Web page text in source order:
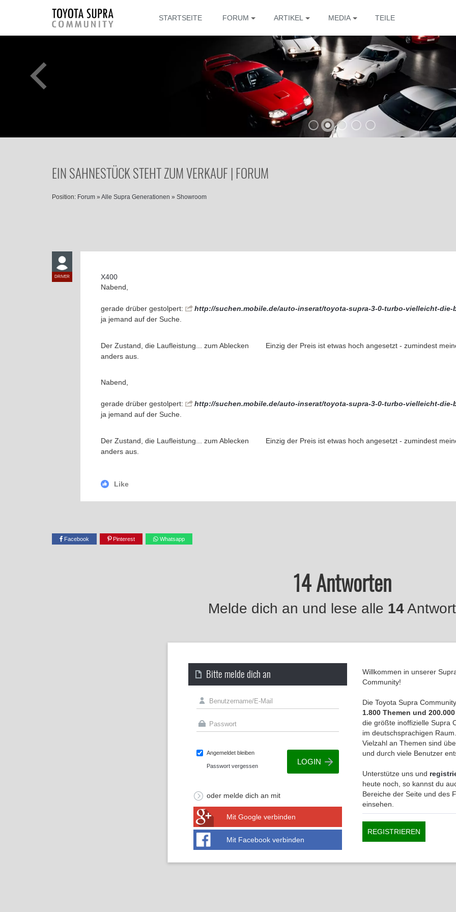
STARTSEITE FORUM ARTIKEL MEDIA TEILE
EIN SAHNESTÜCK STEHT ZUM VERKAUF | FORUM
Position: Forum » Alle Supra Generationen » Showroom
DRIVER X400
Nabend,
gerade drüber gestolpert: http://suchen.mobile.de/auto-inserat/toyota-supra-3-0-turbo-vielleicht-die-
ja jemand auf der Suche.
Der Zustand, die Laufleistung... zum Ablecken
Einzig der Preis ist etwas hoch angesetzt - zumindest
anders aus.
Nabend,
gerade drüber gestolpert: http://suchen.mobile.de/auto-inserat/toyota-supra-3-0-turbo-vielleicht-die-
ja jemand auf der Suche.
Der Zustand, die Laufleistung... zum Ablecken
Einzig der Preis ist etwas hoch angesetzt - zumindest
anders aus.
Like
Facebook Pinterest Whatsapp
14 Antworten
Melde dich an und lese alle 14
Bitte melde dich an
Angemeldet bleiben
Passwort vergessen
oder melde dich an mit
Mit Google verbinden
Mit Facebook verbinden
Willkommen in unserer
Community!
Die Toyota Supra
1.800 Themen und
die größte inoffizielle Supra
im deutschsprachigen
Vielzahl an Themen sind
und durch viele Benutzer
Unterstütze uns und
heute noch, so kannst du
Bereiche der Seite und des
einsehen.
REGISTRIEREN